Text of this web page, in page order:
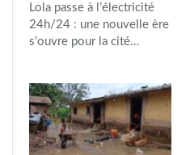
Lola passe à l’électricité
24h/24 : une nouvelle ère
s’ouvre pour la cité…